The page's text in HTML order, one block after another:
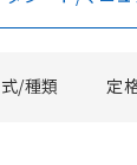
/種類 定